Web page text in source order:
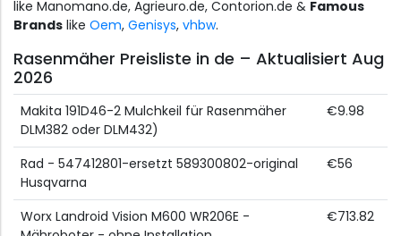
like Manomano.de, Agrieuro.de, Contorion.de & Famous
Brands like Oem, Genisys, vhbw.
Rasenmäher Preisliste in de – Aktualisiert Aug
2026
Makita 191D46-2 Mulchkeil für Rasenmäher
DLM382 oder DLM432)
€9.98
Rad - 547412801-ersetzt 589300802-original
Husqvarna
€56
Worx Landroid Vision M600 WR206E -
€713.82